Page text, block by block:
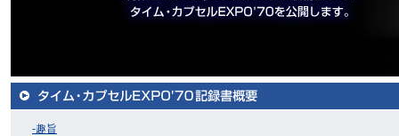
-趣旨